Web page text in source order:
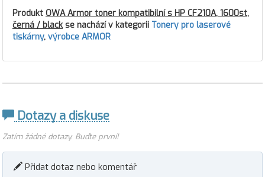
Produkt OWA Armor toner kompatibilní s HP CF210A, 1600st,
černá / blackse nachází v kategorii Tonery pro laserové
tiskárny, výrobce ARMOR
Dotazy a diskuse
Zatím žádné dotazy. Buďte první!
Přidat dotaz nebo komentář